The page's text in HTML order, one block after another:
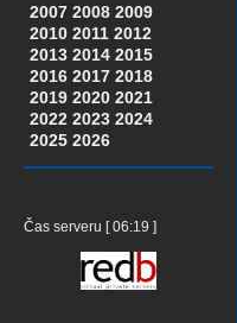
2007 2008 2009
2010 2011 2012
2013 2014 2015
2016 2017 2018
2019 2020 2021
2022 2023 2024
2025 2026
Čas serveru [ 06:19 ]